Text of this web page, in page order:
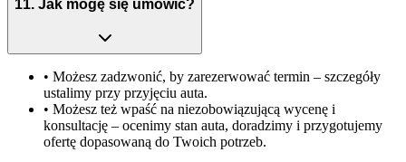
11. Jak mogę się umówić?
• Możesz zadzwonić, by zarezerwować termin – szczegóły
ustalimy przy przyjęciu auta.
• Możesz też wpaść na niezobowiązującą wycenę i
konsultację – ocenimy stan auta, doradzimy i przygotujemy
ofertę dopasowaną do Twoich potrzeb.